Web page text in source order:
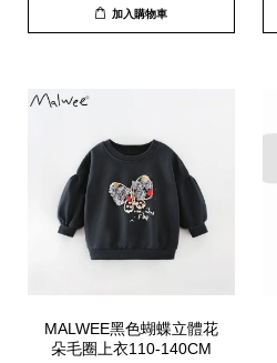
加入購物車
MALWEE黑色蝴蝶立體花
朵毛圈上衣110-140CM